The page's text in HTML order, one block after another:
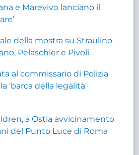
e Marevivo lanciano il
della mostra su Straulino
Pelaschier e Pivoli
al commissario di Polizia
'barca della legalità'
a Ostia avvicinamento
del Punto Luce di Roma